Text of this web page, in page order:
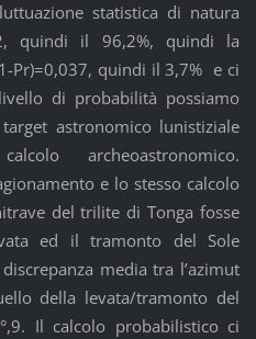
statistica di natura
quindi il 96,2%, quindi la
Pr)=0,037, quindi il 3,7% e ci
di probabilità possiamo
astronomico lunistiziale
archeoastronomico.
e lo stesso calcolo
del trilite di Tonga fosse
ed il tramonto del Sole
media tra l’azimut
della levata/tramonto del
Il calcolo probabilistico ci